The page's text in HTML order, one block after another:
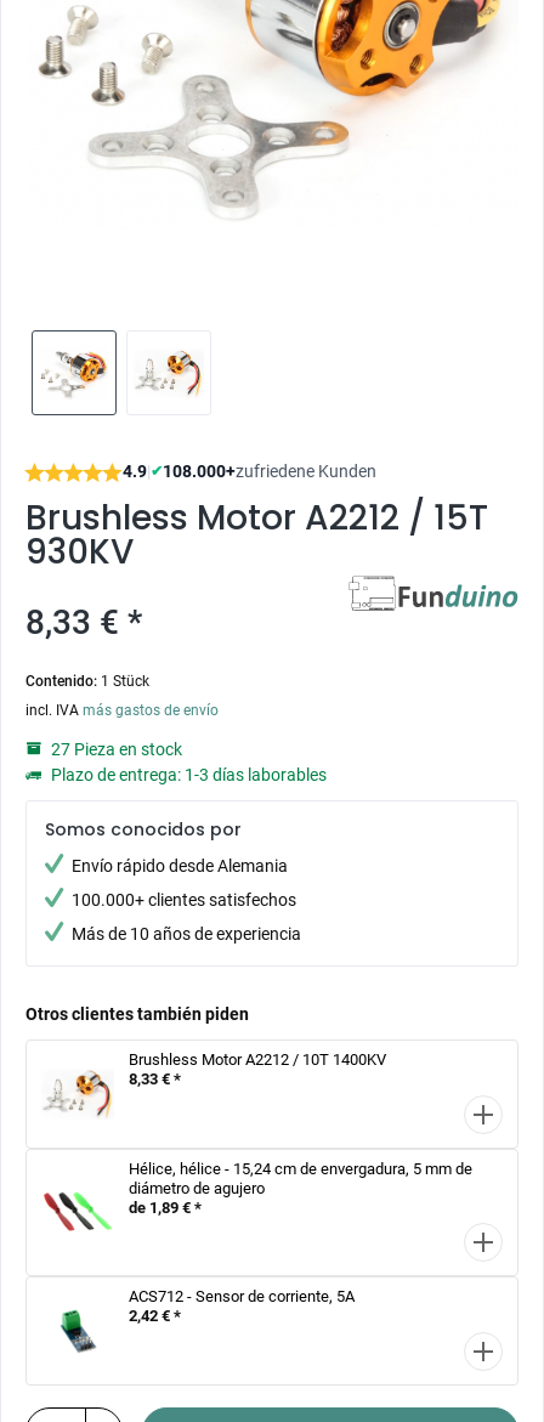
4.9|✔108.000+zufriedene Kunden
Brushless Motor A2212 / 15T
930KV
8,33 € *
Contenido: 1 Stück
incl. IVA más gastos de envío
27 Pieza en stock
Plazo de entrega: 1-3 días laborables
Somos conocidos por
Envío rápido desde Alemania
100.000+ clientes satisfechos
Más de 10 años de experiencia
Otros clientes también piden
Brushless Motor A2212 / 10T 1400KV
8,33 € *
Hélice, hélice - 15,24 cm de envergadura, 5 mm de
diámetro de agujero
de 1,89 € *
ACS712 - Sensor de corriente, 5A
2,42 € *